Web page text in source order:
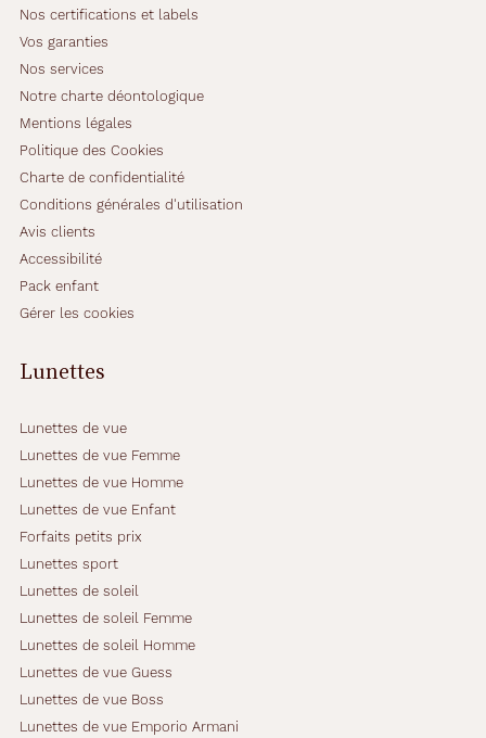
Nos certifications et labels
Vos garanties
Nos services
Notre charte déontologique
Mentions légales
Politique des Cookies
Charte de confidentialité
Conditions générales d'utilisation
Avis clients
Accessibilité
Pack enfant
Gérer les cookies
Lunettes
Lunettes de vue
Lunettes de vue Femme
Lunettes de vue Homme
Lunettes de vue Enfant
Forfaits petits prix
Lunettes sport
Lunettes de soleil
Lunettes de soleil Femme
Lunettes de soleil Homme
Lunettes de vue Guess
Lunettes de vue Boss
Lunettes de vue Emporio Armani